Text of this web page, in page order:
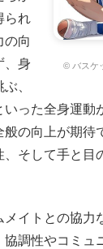
© バスケ
られ
の向
、身
、
いった全身運動
の向上が期待
そして手と目
イトとの協力
調性やコミュ